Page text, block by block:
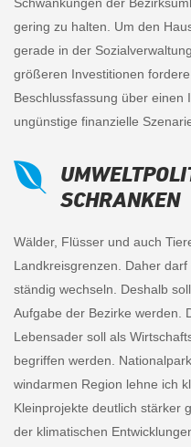
Schwankungen der
gering zu halten. Um den
gerade in der Sozialverwal
größeren Investitionen
Beschlussfassung über einen
ungünstige finanzielle
SCHRANKEN
Wälder, Flüsser und auch
Landkreisgrenzen. Daher
ständig wechseln. Deshalb
Aufgabe der Bezirke werden.
Lebensader soll als
begriffen werden.
windarmen Region lehne ich
Kleinprojekte deutlich stärker
der klimatischen